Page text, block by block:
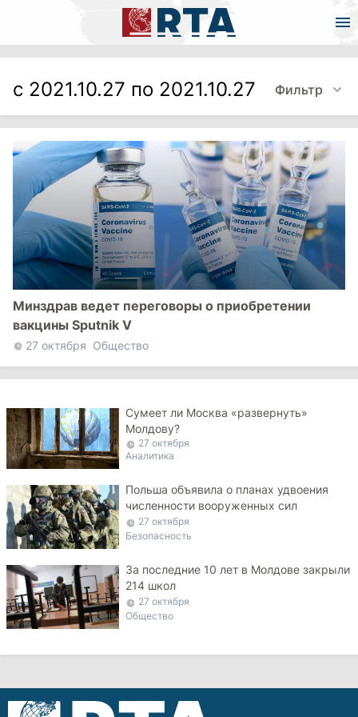
с 2021.10.27 по 2021.10.27 Фильтр
Минздрав ведет переговоры о приобретении
вакцины Sputnik V
27 октября Общество
Сумеет ли Москва «развернуть»
Молдову?
27 октября
Аналитика
Польша объявила о планах удвоения
численности вооруженных сил
27 октября
Безопасность
За последние 10 лет в Молдове закрыли
214 школ
27 октября
Общество